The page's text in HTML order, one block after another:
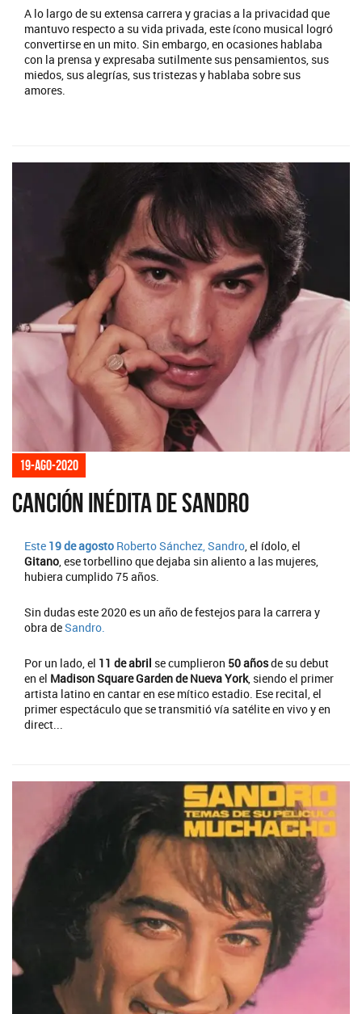
A lo largo de su extensa carrera y gracias a la privacidad que
mantuvo respecto a su vida privada, este ícono musical logró
convertirse en un mito. Sin embargo, en ocasiones hablaba
con la prensa y expresaba sutilmente sus pensamientos, sus
miedos, sus alegrías, sus tristezas y hablaba sobre sus
amores.
19-ago-2020
Canción inédita de Sandro
Este 19 de agosto Roberto Sánchez, Sandro, el ídolo, el
Gitano, ese torbellino que dejaba sin aliento a las mujeres,
hubiera cumplido 75 años.
Sin dudas este 2020 es un año de festejos para la carrera y
obra deSandro.
Por un lado, el 11 de abril se cumplieron 50 añosde su debut
en el Madison Square Garden de Nueva York, siendo el primer
artista latino en cantar en ese mítico estadio. Ese recital, el
primer espectáculo que se transmitió vía satélite en vivo y en
direct...